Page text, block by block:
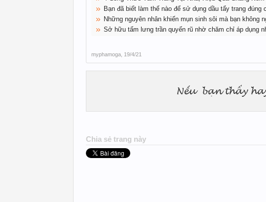
Bạn đã biết làm thế nào để sử dụng dầu tẩy trang đúng
Những nguyên nhân khiến mụn sinh sôi mà bạn không
Sở hữu tấm lưng trần quyến rũ nhờ chăm chỉ áp dụng
myphamoga 19/4/21
Chia sẻ trang này